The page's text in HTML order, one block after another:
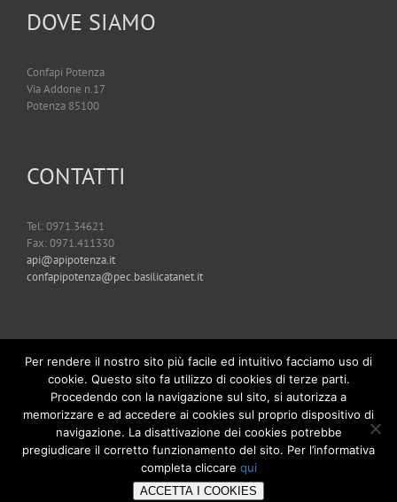
DOVE SIAMO
Confapi Potenza
Via Addone n.17
Potenza 85100
CONTATTI
Tel: 0971.34621
Fax: 0971.411330
api@apipotenza.it
confapipotenza@pec.basilicatanet.it
Copyright 2019 Confapi Potenza | Tutti i diritti riservati | Powered by
01RabbitandMemex
Per rendere il nostro sito più facile ed intuitivo facciamo uso di
cookie. Questo sito fa utilizzo di cookies di terze parti.
Procedendo con la navigazione sul sito, si autorizza a
memorizzare e ad accedere ai cookies sul proprio dispositivo di
navigazione. La disattivazione dei cookies potrebbe
pregiudicare il corretto funzionamento del sito. Per l’informativa
completa cliccare qui
ACCETTA I COOKIES